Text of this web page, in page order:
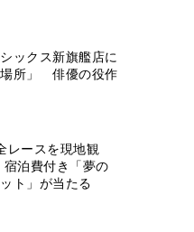
ックス新旗艦店に
場所」 俳優の役作
レースを現地観
泊費付き「夢の
ト」が当たる